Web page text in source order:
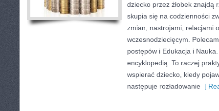
dziecko przez żłobek znajdą
skupia się na codzienności
zmian, nastrojami, relacjami
wczesnodziecięcym.
postępów i Edukacja i
encyklopedią. To raczej
wspierać dziecko, kiedy
następuje rozładowanie [